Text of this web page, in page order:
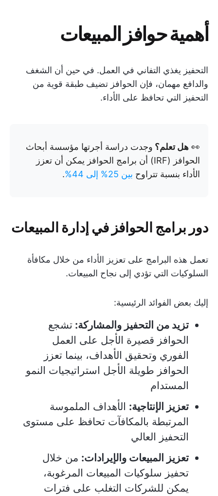
أهمية حوافز المبيعات
التحفيز يغذي التفاني في العمل. في حين أن الشغف
والدافع مهمان، فإن الحوافز تضيف طبقة قوية من
التحفيز التي تحافظ على الأداء.
👀 هل تعلم؟ وجدت دراسة أجرتها مؤسسة أبحاث
الحوافز (IRF) أن برامج الحوافز يمكن أن تعزز
الأداء بنسبة تتراوح بين 25% إلى 44% .
دور برامج الحوافز في إدارة المبيعات
تعمل هذه البرامج على تعزيز الأداء من خلال مكافأة
السلوكيات التي تؤدي إلى نجاح المبيعات.
إليك بعض الفوائد الرئيسية:
تزيد من التحفيز والمشاركة: تشجع
الحوافز قصيرة الأجل على العمل
الفوري وتحقيق الأهداف، بينما تعزز
الحوافز طويلة الأجل استراتيجيات النمو
المستدام
تعزيز الإنتاجية: الأهداف الملموسة
المرتبطة بالمكافآت تحافظ على مستوى
التحفيز العالي
تعزيز المبيعات والإيرادات: من خلال
تحفيز سلوكيات المبيعات المرغوبة،
يمكن للشركات التغلب على فترات